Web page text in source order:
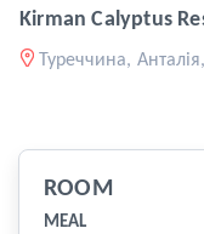
Kirman Calyptus
Туреччина,
ROOM
MEAL